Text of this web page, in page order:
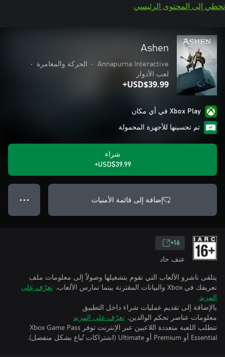
تخطي إلى المحتوى الرئيسي
Ashen
Annapurna Interactive
• الحركة والمغامرة
•
لعب الأدوار
USD$39.99+
Xbox Play في أي مكان
تم تحسينها للأجهزة المحمولة
شراء
USD$39.99+
إضافة إلى قائمة الأمنيات ● ● ●
16+
عنف حاد
يتلقى ناشرو الألعاب التي تقوم بتشغيلها وصولاً إلى معلومات ملف
تعريفك في Xbox والبيانات المقترنة بينما تمارس الألعاب.
تعرّف على
المزيد
بالإضافة إلى تقديم عمليات شراء داخل التطبيق
معلومات عناصر تحكم الوالدين. تعرّف على المزيد
تتطلب اللعبة متعددة اللاعبين عبر الإنترنت توفر Xbox Game Pass
Essential أو Premium أو Ultimate (اشتراكات تُباع بشكل منفصل).